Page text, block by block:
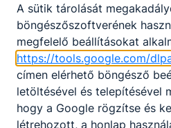
Választható szakmairányok:
Nem válaszható
KKK/PTT
KKK letöltése (pdf)
PTT letöltése (pdf)
Előjelentkezés
Műszaki dokumentáció
anyag ismeretében
hagyományos
meghatározva az ehhez
A sütik tárolását
böngészőszoftverének
megfelelő beállításokat
https://tools.google.com/
címen elérhető böngésző
letöltésével és telepítésével
hogy a Google rögzítse és
létrehozott, a honlap